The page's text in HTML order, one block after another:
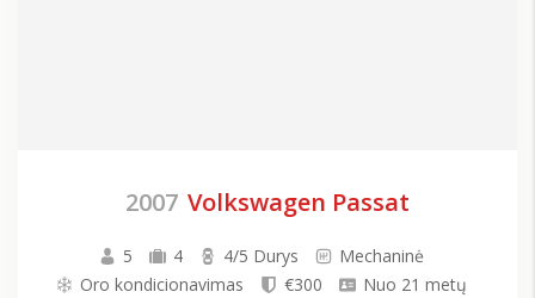
2007 Volkswagen Passat
5 4 4/5 Durys
Mechaninė
Oro kondicionavimas
€300 Nuo 21 metų